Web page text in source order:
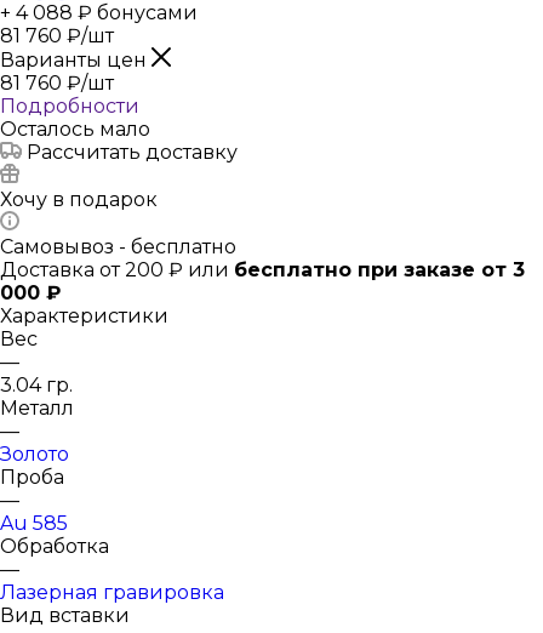
+ 4 088 ₽ бонусами
81 760 ₽/шт
Варианты цен
81 760 ₽/шт
Подробности
Осталось мало
Рассчитать доставку
Хочу в подарок
Самовывоз - бесплатно
Доставка от 200 ₽ или бесплатно при заказе от 3
000 ₽
Характеристики
Вес
—
3.04 гр.
Металл
—
Золото
Проба
—
Au 585
Обработка
—
Лазерная гравировка
Вид вставки